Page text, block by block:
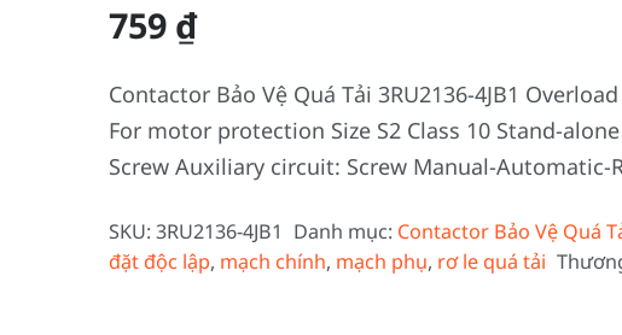
759 ₫
Contactor Bảo Vệ Quá Tải 3RU2136-4JB1
For motor protection Size S2 Class 10 Stand-
Screw Auxiliary circuit: Screw Manual-Automatic-
SKU: 3RU2136-4JB1 Danh mục: Contactor Bảo Vệ Quá
đặt độc lập, mạch chính, mạch phụ, rơ le quá tải